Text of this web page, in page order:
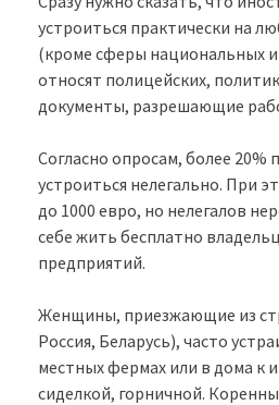
устроиться практически на
(кроме сферы национальных
относят полицейских,
документы, разрешающие
Согласно опросам, более 20%
устроиться нелегально. При
до 1000 евро, но нелегалов
себе жить бесплатно
предприятий.
Женщины, приезжающие из
Россия, Беларусь), часто
местных фермах или в дома к
сиделкой, горничной.